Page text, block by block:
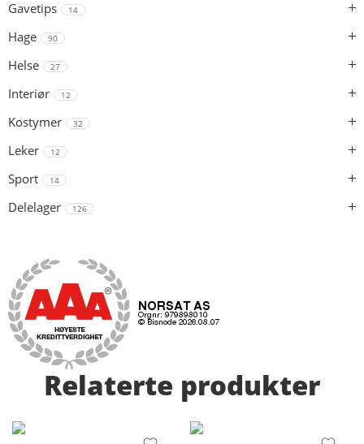
Gavetips 14
Hage 90
Helse 27
Interiør 12
Kostymer 32
Leker 12
Sport 14
Delelager 126
Relaterte produkter